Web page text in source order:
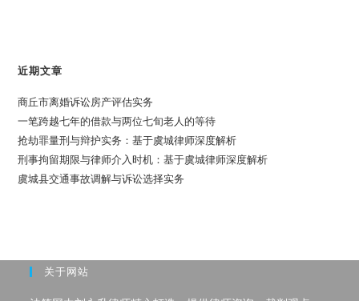
近期文章
商丘市离婚诉讼房产评估实务
一笔跨越七年的借款与两位七旬老人的等待
抢劫罪量刑与辩护实务：基于虞城律师深度解析
刑事拘留期限与律师介入时机：基于虞城律师深度解析
虞城县交通事故调解与诉讼选择实务
关于网站